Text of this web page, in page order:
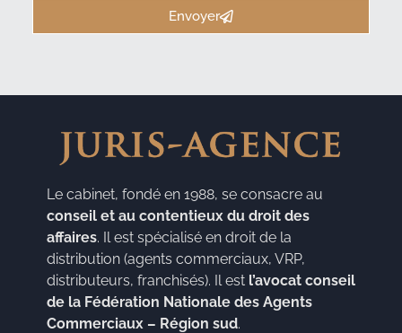
Envoyer
Le cabinet, fondé en 1988, se consacre au
conseil et au contentieux du droit des
affaires. Il est spécialisé en droit de la
distribution (agents commerciaux, VRP,
distributeurs, franchisés). Il est l’avocat conseil
de la Fédération Nationale des Agents
Commerciaux – Région sud.